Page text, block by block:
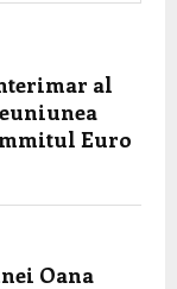
al
Euro
Oana